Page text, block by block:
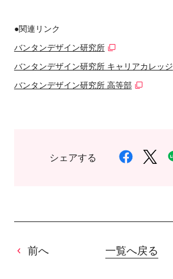
●関連リンク
バンタンデザイン研究所
バンタンデザイン研究所 キャリアカレッジ
バンタンデザイン研究所 高等部
シェアする
前へ 一覧へ戻る